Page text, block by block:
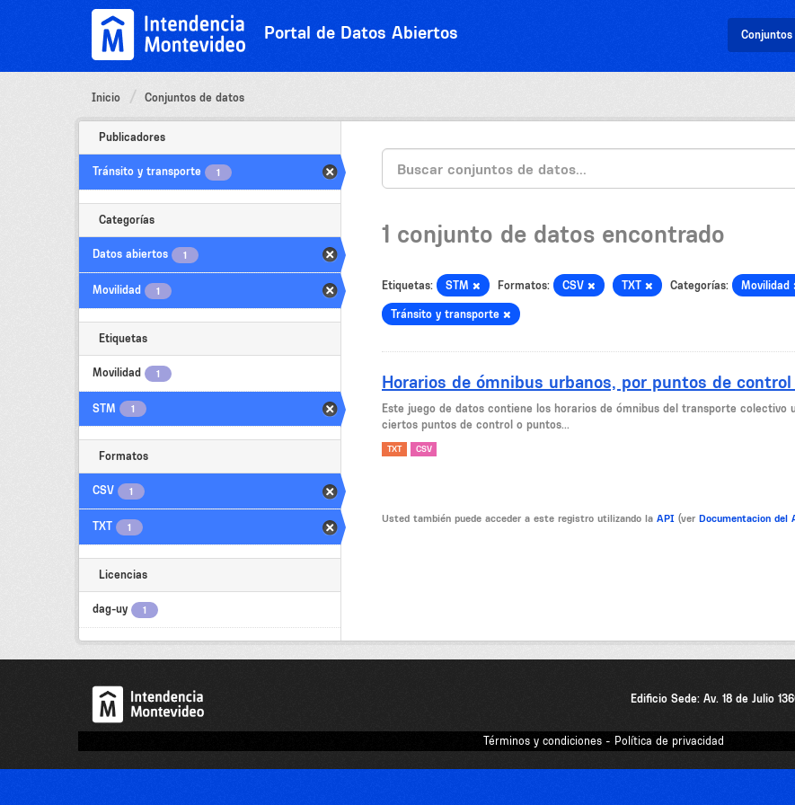
Portal de Datos Abiertos
Inicio Conjuntos de datos
Publicadores
Tránsito y transporte 1
Categorías
Datos abiertos 1
Movilidad 1
Etiquetas
Movilidad 1
STM 1
Formatos
CSV 1
TXT 1
Licencias
dag-uy 1
1 conjunto de datos encontrado
Etiquetas: STM Formatos: CSV TXT Categorías: Movilidad
Tránsito y transporte
Horarios de ómnibus urbanos, por puntos de
Este juego de datos contiene los horarios de ómnibus del transporte
ciertos puntos de control o puntos...
TXT CSV
Usted también puede acceder a este registro utilizando la API (ver Documentacion del
Edificio Sede: Av. 18 de Julio
Términos y condiciones - Política de privacidad